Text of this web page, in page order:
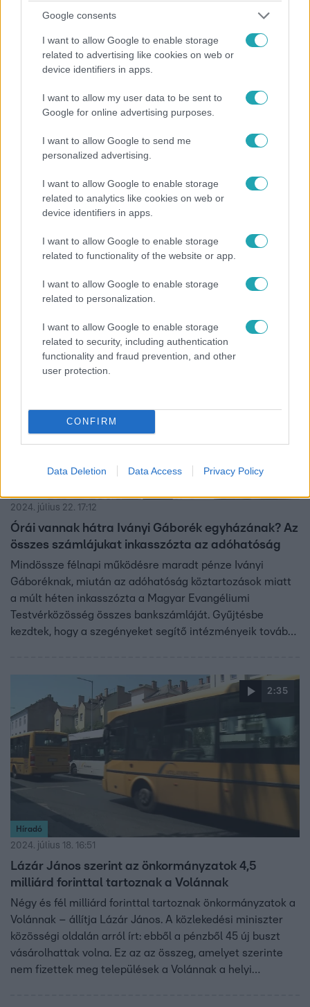
Google consents
I want to allow Google to enable storage
related to advertising like cookies on web or
device identifiers in apps.
I want to allow my user data to be sent to
Google for online advertising purposes.
I want to allow Google to send me
personalized advertising.
I want to allow Google to enable storage
related to analytics like cookies on web or
device identifiers in apps.
I want to allow Google to enable storage
related to functionality of the website or app.
I want to allow Google to enable storage
related to personalization.
I want to allow Google to enable storage
related to security, including authentication
functionality and fraud prevention, and other
user protection.
CONFIRM
Data Deletion Data Access Privacy Policy
2024. július 30. 4:56
százmilliárd forint feletti adóssága
úsznak az adósságban a költségvetési intézmények. A
rendőrség vezeti az adóslistát.
2024. július 22. 17:12
Órái vannak hátra Iványi Gáborék egyházának? Az
összes számlájukat inkasszózta az adóhatóság
Mindössze félnapi működésre maradt pénze Iványi
Gáboréknak, miután az adóhatóság köztartozások miatt
a múlt héten inkasszózta a Magyar Evangéliumi
Testvérközösség összes bankszámláját. Gyűjtésbe
kezdtek, hogy a szegényeket segítő intézményeik tovább
számlaszámára várják.
2:35
Híradó
2024. július 18. 16:51
Lázár János szerint az önkormányzatok 4,5
milliárd forinttal tartoznak a Volánnak
Négy és fél milliárd forinttal tartoznak önkormányzatok a
Volánnak – állítja Lázár János. A közlekedési miniszter
közösségi oldalán arról írt: ebből a pénzből 45 új buszt
vásárolhattak volna. Ez az az összeg, amelyet szerinte
nem fizettek meg települések a Volánnak a helyi